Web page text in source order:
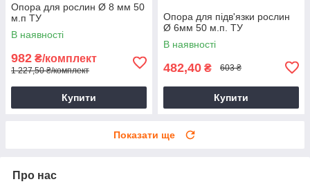
Опора для рослин Ø 8 мм 50
м.п ТУ
В наявності
982 ₴/комплект
1 227,50 ₴/комплект
Купити
Опора для підв'язки рослин
Ø 6мм 50 м.п. ТУ
В наявності
482,40 ₴ 603 ₴
Купити
Показати ще
Про нас